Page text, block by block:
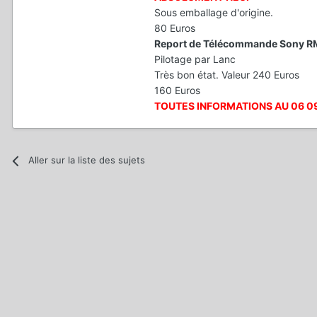
Sous emballage d'origine.
80 Euros
Report de Télécommande Sony
Pilotage par Lanc
Très bon état. Valeur 240 Euros
160 Euros
TOUTES INFORMATIONS AU 06
Aller sur la liste des sujets